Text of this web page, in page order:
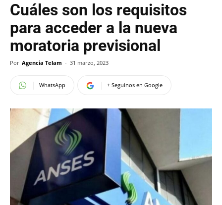
Cuáles son los requisitos
para acceder a la nueva
moratoria previsional
Por Agencia Telam - 31 marzo, 2023
WhatsApp + Seguinos en Google